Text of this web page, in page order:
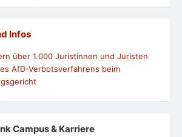
Infos
über 1.000 Juristinnen und Juristen
AfD-Verbotsverfahrens beim
Campus & Karriere